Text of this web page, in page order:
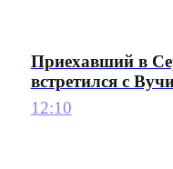
Приехавший в
встретился с
12:10